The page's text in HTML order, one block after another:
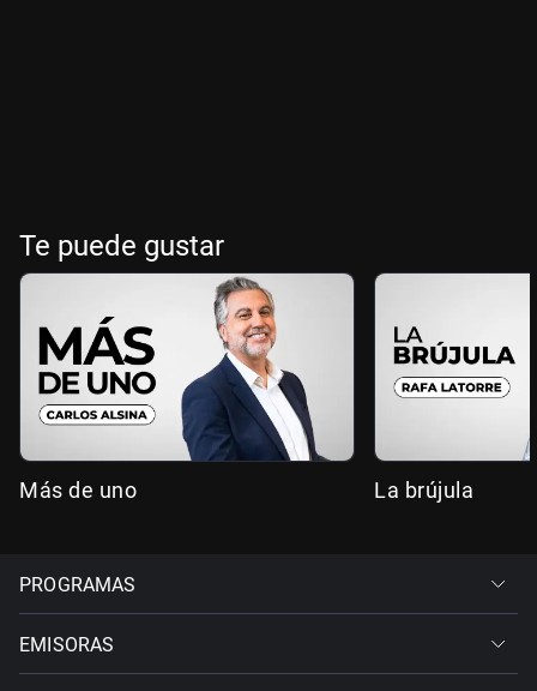
Te puede gustar
Más de uno La brújula
PROGRAMAS
EMISORAS